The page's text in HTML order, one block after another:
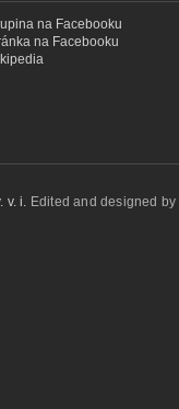
na Facebooku
na Facebooku
v. i. Edited and designed by